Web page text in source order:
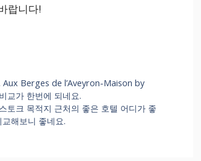
랍니다!
Aux Berges de l’Aveyron-Maison by
교가 한번에 되네요.
목적지 근처의 좋은 호텔 어디가 좋
해보니 좋네요.